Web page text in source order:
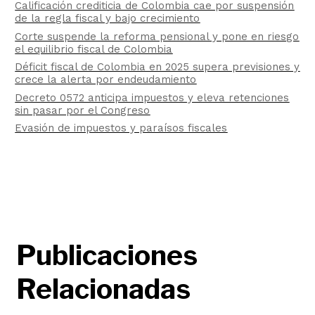
Calificación crediticia de Colombia cae por suspensión
de la regla fiscal y bajo crecimiento
Corte suspende la reforma pensional y pone en riesgo
el equilibrio fiscal de Colombia
Déficit fiscal de Colombia en 2025 supera previsiones y
crece la alerta por endeudamiento
Decreto 0572 anticipa impuestos y eleva retenciones
sin pasar por el Congreso
Evasión de impuestos y paraísos fiscales
Publicaciones
Relacionadas